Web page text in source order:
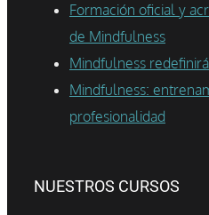
Formación oficial y
de Mindfulness
Mindfulness
Mindfulness:
profesionalidad
NUESTROS CURSOS